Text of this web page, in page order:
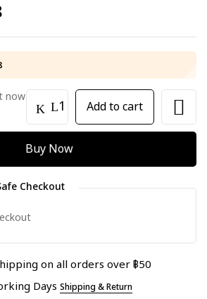
now
Add to cart
Buy Now
Checkout
on all orders over ฿50
Days Shipping & Return